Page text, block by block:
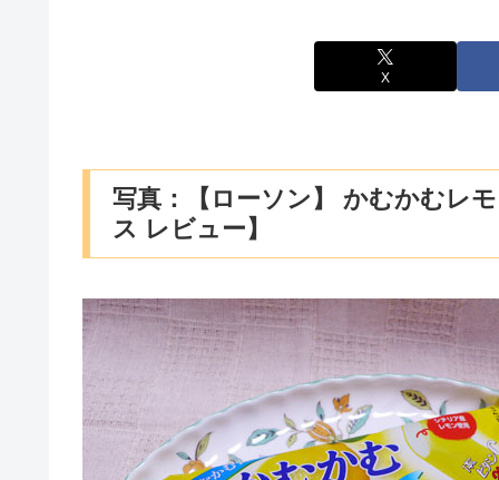
X
写真：【ローソン】 かむかむレ
ス レビュー】